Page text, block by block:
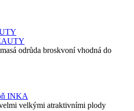
odrůda broskvoní vhodná do
velkými atraktivními plody